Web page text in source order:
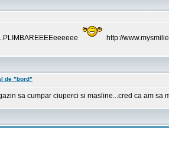
http://
de "bord"
sa cumpar ciuperci si masline...cred ca am sa